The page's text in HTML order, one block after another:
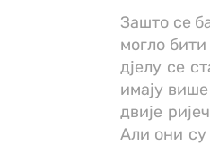
Зашто се
могло
дјелу се
имају
двије
Али они су